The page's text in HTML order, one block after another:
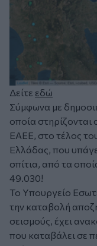
Δείτε εδώ
Σύμφωνα με
οποία
ΕΑΕΕ, στο τέλος
Ελλάδας, που
σπίτια, από τα
49.030!
Το Υπουργείο
την καταβολή
σεισμούς, έχει
που καταβάλει σε